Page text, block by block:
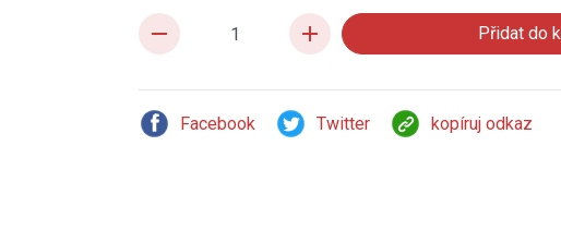
remove add
Facebook Twitter kopíruj odkaz